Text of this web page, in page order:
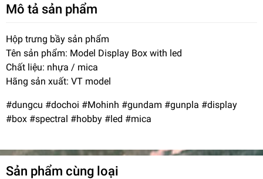
Mô tả sản phẩm
Hộp trưng bầy sản phẩm
Tên sản phẩm: Model Display Box with led
Chất liệu: nhựa / mica
Hãng sản xuất: VT model
#dungcu #dochoi #Mohinh #gundam #gunpla #display
#box #spectral #hobby #led #mica
Sản phẩm cùng loại